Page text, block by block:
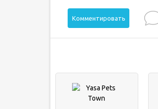
Комментировать